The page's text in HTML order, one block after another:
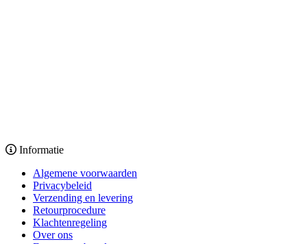
Informatie
Algemene voorwaarden
Privacybeleid
Verzending en levering
Retourprocedure
Klachtenregeling
Over ons